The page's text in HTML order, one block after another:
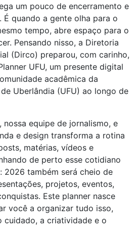
um pouco de encerramento e
quando a gente olha para o
tempo, abre espaço para o
Pensando nisso, a Diretoria
(Dirco) preparou, com carinho,
UFU, um presente digital
acadêmica da
Uberlândia (UFU) ao longo de
equipe de jornalismo, e
e design transforma a rotina
matérias, vídeos e
de perto esse cotidiano
2026 também será cheio de
projetos, eventos,
Este planner nasce
você a organizar tudo isso,
cuidado, a criatividade e o